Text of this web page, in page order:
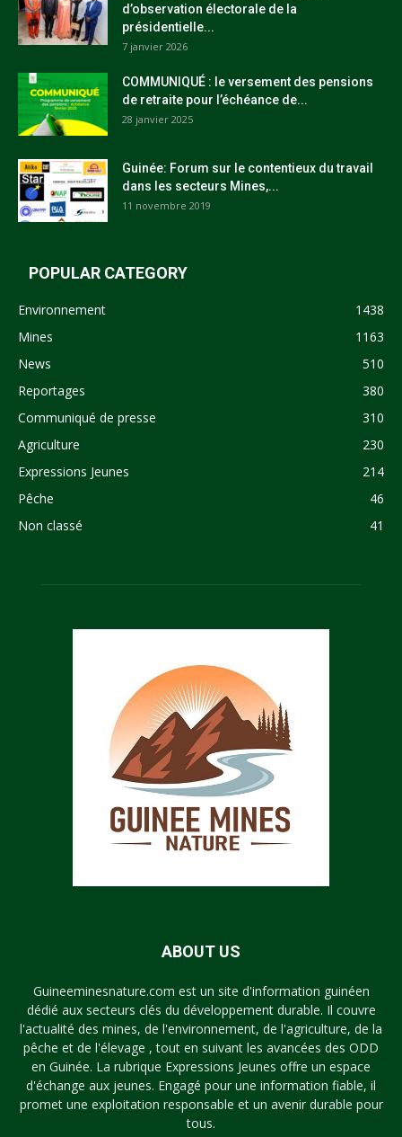
d’observation électorale de la
présidentielle...
7 janvier 2026
COMMUNIQUÉ : le versement des pensions
de retraite pour l’échéance de...
28 janvier 2025
Guinée: Forum sur le contentieux du travail
dans les secteurs Mines,...
11 novembre 2019
POPULAR CATEGORY
Environnement
1438
Mines
1163
News
510
Reportages
380
Communiqué de presse
310
Agriculture
230
Expressions Jeunes
214
Pêche
46
Non classé
41
ABOUT US
Guineeminesnature.com est un site d'information guinéen
dédié aux secteurs clés du développement durable. Il couvre
l'actualité des mines, de l'environnement, de l'agriculture, de la
pêche et de l'élevage , tout en suivant les avancées des ODD
en Guinée. La rubrique Expressions Jeunes offre un espace
d'échange aux jeunes. Engagé pour une information fiable, il
promet une exploitation responsable et un avenir durable pour
tous.